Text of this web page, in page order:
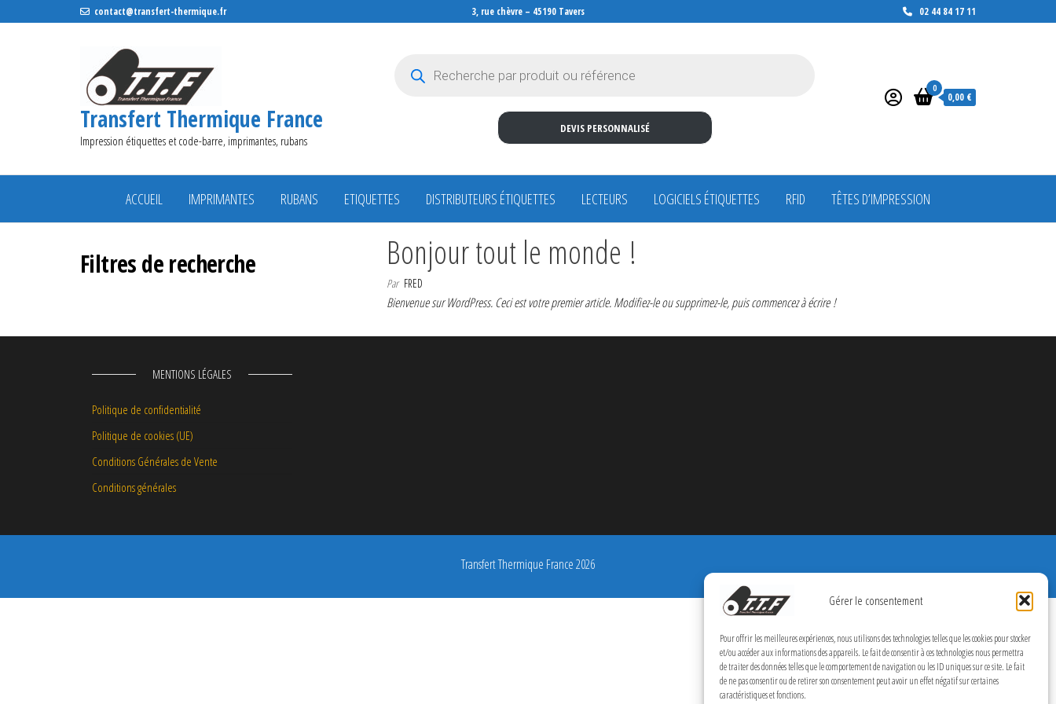
Gérer le consentement
Pour offrir les meilleures expériences, nous utilisons des technologies telles que les cookies pour stocker
et/ou accéder aux informations des appareils. Le fait de consentir à ces technologies nous permettra
de traiter des données telles que le comportement de navigation ou les ID uniques sur ce site. Le fait
de ne pas consentir ou de retirer son consentement peut avoir un effet négatif sur certaines
caractéristiques et fonctions.
contact@transfert-thermique.fr 3, rue chèvre – 45190 Tavers 02 44 84 17 11
Transfert Thermique France
Impression étiquettes et code-barre, imprimantes, rubans
DEVIS PERSONNALISÉ
0
0,00 €
ACCUEIL IMPRIMANTES RUBANS ETIQUETTES DISTRIBUTEURS ÉTIQUETTES LECTEURS LOGICIELS ÉTIQUETTES RFID TÊTES D’IMPRESSION
Bonjour tout le monde !
Par FRED
Bienvenue sur WordPress. Ceci est votre premier article. Modifiez-le ou supprimez-le, puis commencez à écrire !
Filtres de recherche
MENTIONS LÉGALES
Politique de confidentialité
Politique de cookies (UE)
Conditions Générales de Vente
Conditions générales
Transfert Thermique France 2026